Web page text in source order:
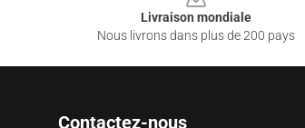
Livraison mondiale
Nous livrons dans plus de 200 pays
Contactez-nous